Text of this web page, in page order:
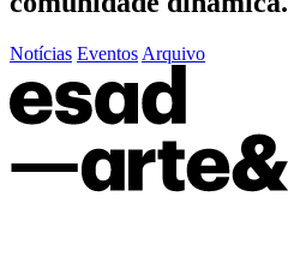
Notícias Eventos Arquivo